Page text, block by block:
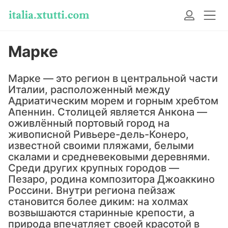
Марке
Марке — это регион в центральной части
Италии, расположенный между
Адриатическим морем и горным хребтом
Апеннин. Столицей является Анкона —
оживлённый портовый город на
живописной Ривьере-дель-Конеро,
известной своими пляжами, белыми
скалами и средневековыми деревнями.
Среди других крупных городов —
Пезаро, родина композитора Джоаккино
Россини. Внутри региона пейзаж
становится более диким: на холмах
возвышаются старинные крепости, а
природа впечатляет своей красотой в